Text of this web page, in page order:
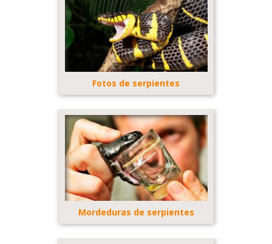
Fotos de serpientes
Mordeduras de serpientes